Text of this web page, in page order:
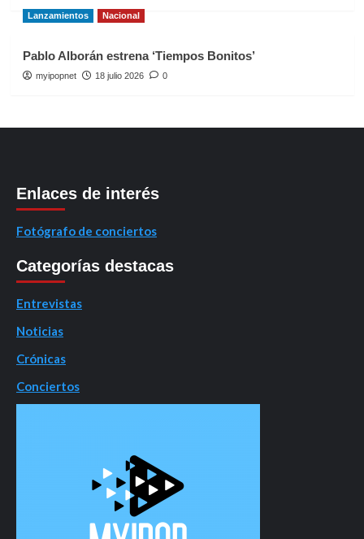
Lanzamientos Nacional
Pablo Alborán estrena ‘Tiempos Bonitos’
myipopnet 18 julio 2026 0
Enlaces de interés
Fotógrafo de conciertos
Categorías destacas
Entrevistas
Noticias
Crónicas
Conciertos